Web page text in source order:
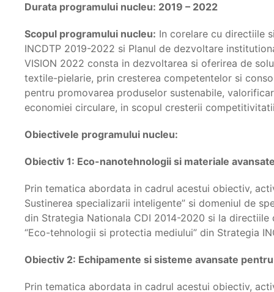
Durata programului nucleu: 2019 – 2022
Scopul programului nucleu: In corelare cu directiile
INCDTP 2019-2022 si Planul de dezvoltare
VISION 2022 consta in dezvoltarea si oferirea de
textile-pielarie, prin cresterea competentelor si
pentru promovarea produselor sustenabile,
economiei circulare, in scopul cresterii
Obiectivele programului nucleu:
Obiectiv 1: Eco-nanotehnologii si materiale
Prin tematica abordata in cadrul acestui obiectiv,
Sustinerea specializarii inteligente” si domeniul de
din Strategia Nationala CDI 2014-2020 si la
“Eco-tehnologii si protectia mediului” din Strategia
Obiectiv 2: Echipamente si sisteme avansate
Prin tematica abordata in cadrul acestui obiectiv,